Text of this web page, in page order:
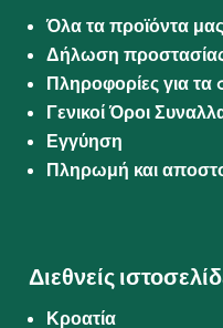
Όλα τα προϊόντα μας
Δήλωση
Πληροφορίες για τα
Γενικοί Όροι
Εγγύηση
Πληρωμή και
Διεθνείς
Κροατία